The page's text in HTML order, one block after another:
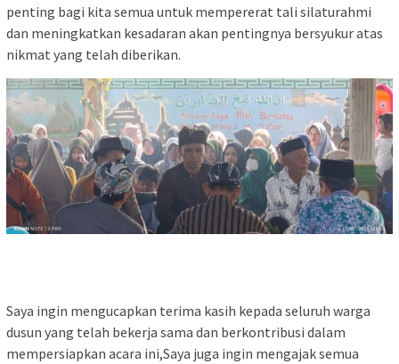
penting bagi kita semua untuk mempererat tali silaturahmi
dan meningkatkan kesadaran akan pentingnya bersyukur atas
nikmat yang telah diberikan.
Saya ingin mengucapkan terima kasih kepada seluruh warga
dusun yang telah bekerja sama dan berkontribusi dalam
mempersiapkan acara ini,Saya juga ingin mengajak semua